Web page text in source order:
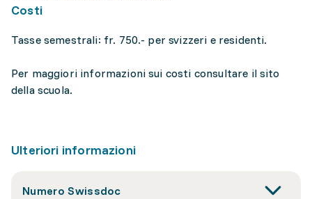
Costi
Tasse semestrali: fr. 750.- per svizzeri e residenti.
Per maggiori informazioni sui costi consultare il sito
della scuola.
Ulteriori informazioni
Numero Swissdoc